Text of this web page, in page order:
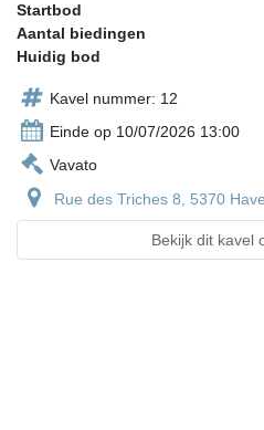
Startbod
Aantal biedingen
Huidig bod
Kavel nummer: 12
Einde op 10/07/2026 13:00
Vavato
Rue des Triches 8, 5370
Bekijk dit kavel